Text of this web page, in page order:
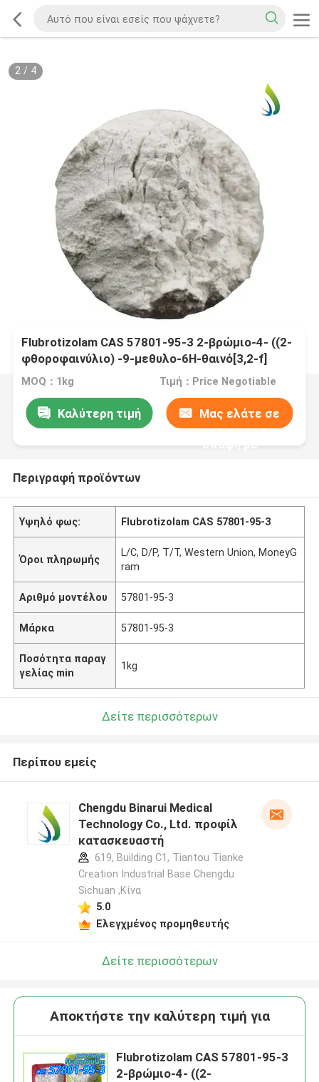
2/ 4
Flubrotizolam CAS 57801-95-3 2-βρώμιο-4- ((2-
φθοροφαινύλιο) -9-μεθυλο-6H-θαινό[3,2-f]
[1,2,4]τριαζόλη[4,3-α][1,4]διαζεπίνη
MOQ：1kg Τιμή：Price Negotiable
Καλύτερη τιμή Μας ελάτε σε
επαφή με
Περιγραφή προϊόντων
Υψηλό φως: Flubrotizolam CAS 57801-95-3
Όροι πληρωμής
L/C, D/P, T/T, Western Union, MoneyG
ram
Αριθμό μοντέλου 57801-95-3
Μάρκα 57801-95-3
Ποσότητα παραγ
γελίας min
1kg
Δείτε περισσότερων
Περίπου εμείς
Chengdu Binarui Medical
Technology Co., Ltd. προφίλ
κατασκευαστή
619, Building C1, Tiantou Tianke
Creation Industrial Base Chengdu
Sichuan ,Κίνα
5.0
Ελεγχμένος προμηθευτής
Δείτε περισσότερων
Αποκτήστε την καλύτερη τιμή για
Flubrotizolam CAS 57801-95-3
2-βρώμιο-4- ((2-